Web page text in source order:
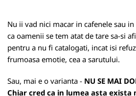
Nu ii vad nici macar in cafenele sau
ca oamenii se tem atat de tare sa-si
pentru a nu fi catalogati, incat isi
frumoasa emotie, cea a sarutului.
Sau, mai e o varianta - NU SE MAI
Chiar cred ca in lumea asta